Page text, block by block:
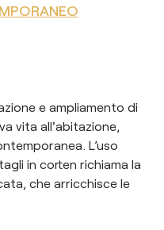
e ampliamento di
vita all'abitazione,
L’uso
in corten richiama la
che arricchisce le